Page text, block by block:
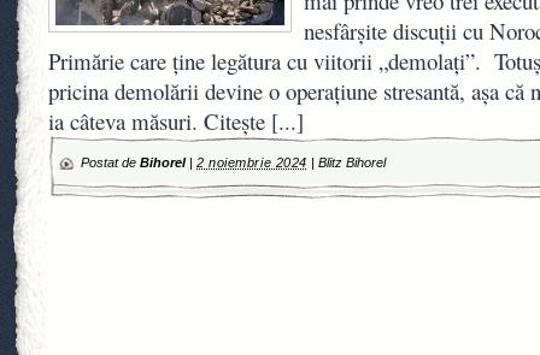
nesfârșite discuții cu
Primărie care ține legătura cu viitorii „demolați”.
pricina demolării devine o operațiune stresantă, așa că
ia câteva măsuri. Citește [...]
Postat de Bihorel| 2 noiembrie 2024 | Blitz Bihorel